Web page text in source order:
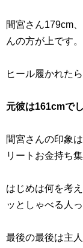
間宮さん179cm
んの方が上です。
ヒール履かれた
元彼は161cmで
間宮さんの印象
リートお金持ち
はじめは何を考
ッとしゃべる人
最後の最後は主